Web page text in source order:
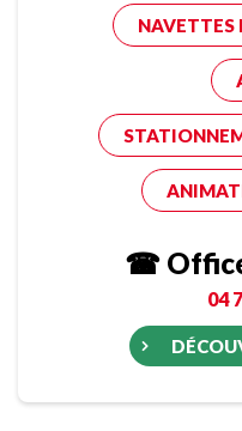
NAVETTES
☎
04